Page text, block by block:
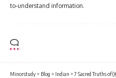
to-understand information.
Minorstudy > Blog > Indian >7 Sacred Truths of (हल